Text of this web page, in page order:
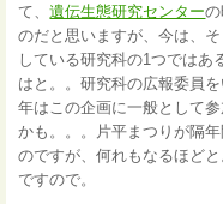
て、遺伝生態研究センター
のだと思いますが、今は、
している研究科の1つではあ
はと。。研究科の広報委員
年はこの企画に一般として
かも。。。片平まつりが隔
のですが、何れもなるほど
ですので。